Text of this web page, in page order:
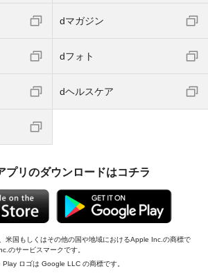
dマガジン
dフォト
dヘルスケア
プリのダウンロードはコチラ
米国もしくはその他の国や地域におけるApple Inc.の商標で
のサービスマークです。
ロゴは Google LLC の商標です。